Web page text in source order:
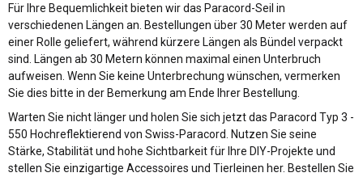
Für Ihre Bequemlichkeit bieten wir das Paracord-Seil in
verschiedenen Längen an. Bestellungen über 30 Meter werden auf
einer Rolle geliefert, während kürzere Längen als Bündel verpackt
sind. Längen ab 30 Metern können maximal einen Unterbruch
aufweisen. Wenn Sie keine Unterbrechung wünschen, vermerken
Sie dies bitte in der Bemerkung am Ende Ihrer Bestellung.
Warten Sie nicht länger und holen Sie sich jetzt das Paracord Typ 3 -
550 Hochreflektierend von Swiss-Paracord. Nutzen Sie seine
Stärke, Stabilität und hohe Sichtbarkeit für Ihre DIY-Projekte und
stellen Sie einzigartige Accessoires und Tierleinen her. Bestellen Sie